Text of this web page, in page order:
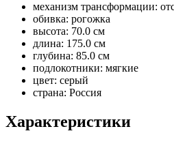
механизм трансформации:
обивка: рогожка
высота: 70.0 см
длина: 175.0 см
глубина: 85.0 см
подлокотники: мягкие
цвет: серый
страна: Россия
Характеристики